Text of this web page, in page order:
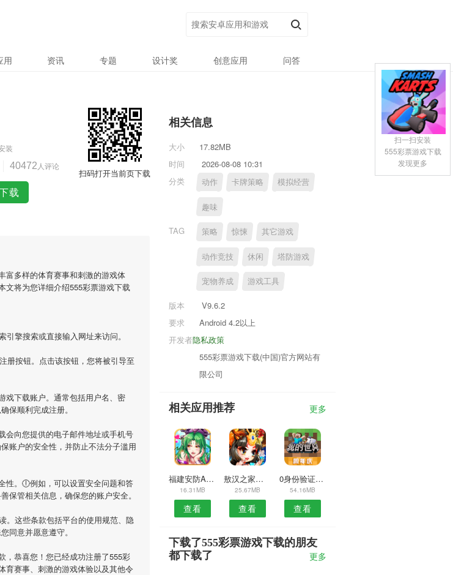
用 资讯 专题 设计奖 创意应用 问答
装
40472 人评论
载
扫码打开当前页下载
富多样的体育赛事和刺激的游戏体
文将为您详细介绍555彩票游戏下载
引擎搜索或直接输入网址来访问。
按钮。点击该按钮，您将被引导至
戏下载账户。通常包括用户名、密
保顺利完成注册。
会向您提供的电子邮件地址或手机号
账户的安全性，并防止不法分子滥用
性。🕕例如，可以设置安全问题和答
保管相关信息，确保您的账户安全。
。这些条款包括平台的使用规范、隐
同意并愿意遵守。
，恭喜您！您已经成功注册了555彩
育赛事、刺激的游戏体验以及其他令
相关信息
大小
17.82MB
时间
2026-08-08 10:31
分类
动作 卡牌策略 模拟经营
趣味
TAG 策略 惊悚 其它游戏
动作竞技 休闲 塔防游戏
宠物养成 游戏工具
版本
V9.6.2
要求
Android 4.2以上
隐私政策
开发者
555彩票游戏下载(中国)官方网站有
限公司
相关应用推荐 更多
福建安防APP
16.31MB
查看
敖汉之家安卓版
25.67MB
查看
0身份验证器2017
54.16MB
查看
下载了555彩票游戏下载的朋友
都下载了
更多
扫一扫安装
555彩票游戏下载
发现更多